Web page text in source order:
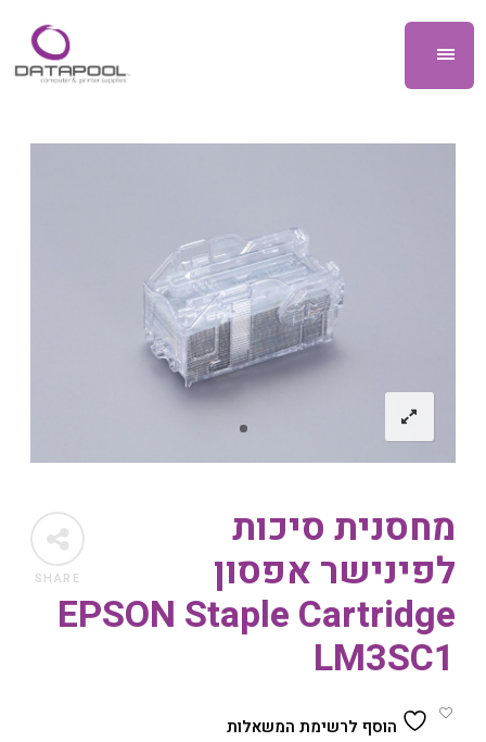
SHARE
מחסנית סיכות
לפינישר אפסון
EPSON Staple Cartridge
LM3SC1
הוסף לרשימת המשאלות